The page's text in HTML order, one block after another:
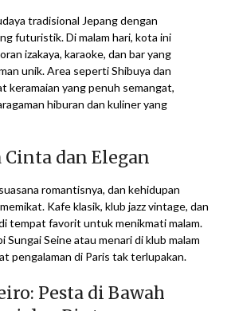
tradisional Jepang dengan
futuristik. Di malam hari, kota ini
izakaya, karaoke, dan bar yang
unik. Area seperti Shibuya dan
keramaian yang penuh semangat,
hiburan dan kuliner yang
Cinta dan Elegan
romantisnya, dan kehidupan
Kafe klasik, klub jazz vintage, dan
tempat favorit untuk menikmati malam.
Seine atau menari di klub malam
pengalaman di Paris tak terlupakan.
Pesta di Bawah